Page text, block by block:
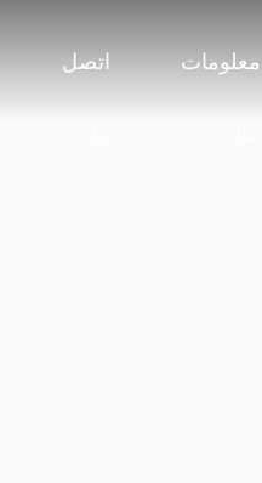
معلومات اتصل